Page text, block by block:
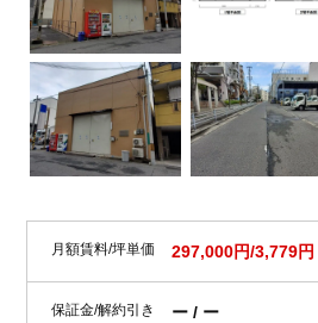
月額賃料/坪単価 297,000円/3,779円
保証金/解約引き ー / ー